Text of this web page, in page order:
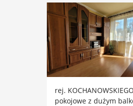
rej.
pokojowe z dużym